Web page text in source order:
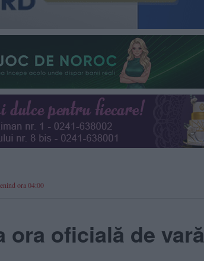
ora 04:00
ora oficială de